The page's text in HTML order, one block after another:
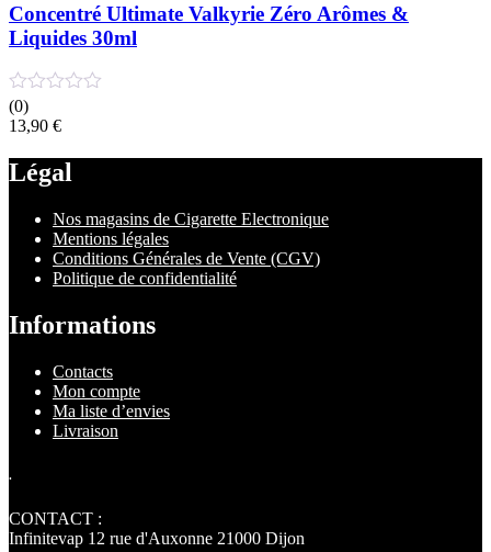
Concentré Ultimate Valkyrie Zéro Arômes &
Liquides 30ml
(0)
13,90 €
Légal
Nos magasins de Cigarette Electronique
Mentions légales
Conditions Générales de Vente (CGV)
Politique de confidentialité
Informations
Contacts
Mon compte
Ma liste d’envies
Livraison
.
CONTACT :
Infinitevap 12 rue d'Auxonne 21000 Dijon